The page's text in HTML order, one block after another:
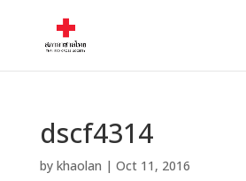
dscf4314
by khaolan | Oct 11, 2016